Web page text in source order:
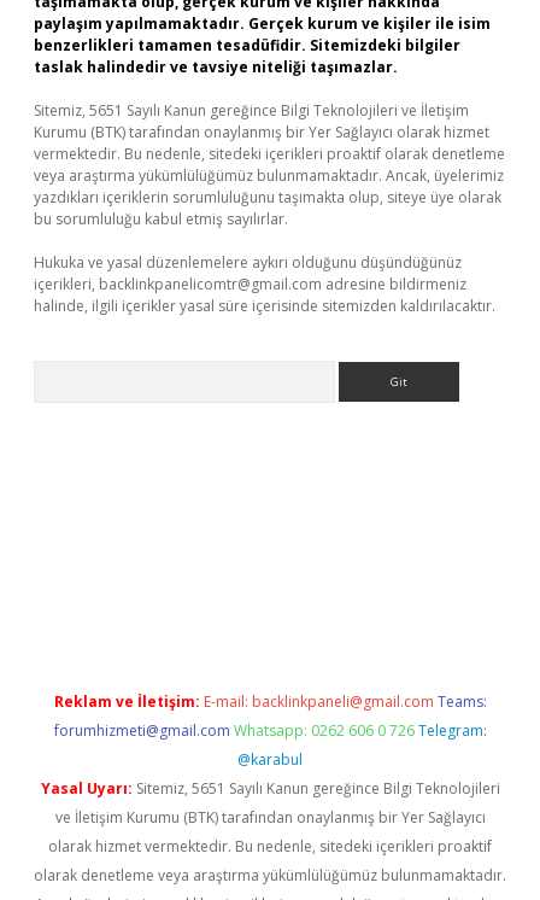
paylaşım yapılmamaktadır. Gerçek kurum ve kişiler ile isim
benzerlikleri tamamen tesadüfidir. Sitemizdeki bilgiler
taslak halindedir ve tavsiye niteliği taşımazlar.
Sitemiz, 5651 Sayılı Kanun gereğince Bilgi Teknolojileri ve İletişim
Kurumu (BTK) tarafından onaylanmış bir Yer Sağlayıcı olarak hizmet
vermektedir. Bu nedenle, sitedeki içerikleri proaktif olarak denetleme
veya araştırma yükümlülüğümüz bulunmamaktadır. Ancak, üyelerimiz
yazdıkları içeriklerin sorumluluğunu taşımakta olup, siteye üye olarak
bu sorumluluğu kabul etmiş sayılırlar.
Hukuka ve yasal düzenlemelere aykırı olduğunu düşündüğünüz
içerikleri, backlinkpanelicomtr@gmail.com adresine bildirmeniz
halinde, ilgili içerikler yasal süre içerisinde sitemizden kaldırılacaktır.
Reklam ve İletişim: E-mail: backlinkpaneli@gmail.com Teams:
forumhizmeti@gmail.com Whatsapp: 0262 606 0 726 Telegram:
@karabul
Yasal Uyarı: Sitemiz, 5651 Sayılı Kanun gereğince Bilgi Teknolojileri
ve İletişim Kurumu (BTK) tarafından onaylanmış bir Yer Sağlayıcı
olarak hizmet vermektedir. Bu nedenle, sitedeki içerikleri proaktif
olarak denetleme veya araştırma yükümlülüğümüz bulunmamaktadır.